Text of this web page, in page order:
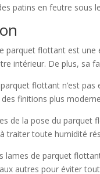
patins en feutre sous
parquet flottant est une
intérieur. De plus, sa
parquet flottant n’est
finitions plus
de la pose du parquet
traiter toute humidité
lames de parquet
autres pour éviter